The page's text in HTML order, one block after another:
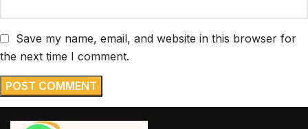
Save my name, email, and website in this browser for
the next time I comment.